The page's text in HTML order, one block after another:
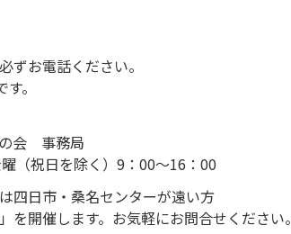
お電話ください。
。
の会 事務局
（祝日を除く）9：00～16：00
四日市・桑名センターが遠い方
開催します。お気軽にお問合せください。